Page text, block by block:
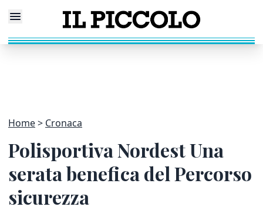
Home Cronaca
Polisportiva Nordest Una
serata benefica del Percorso
sicurezza